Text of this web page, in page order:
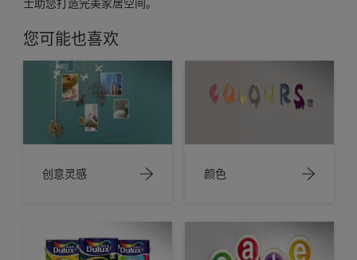
士助您打造完美家居空间。
您可能也喜欢
创意灵感 颜色